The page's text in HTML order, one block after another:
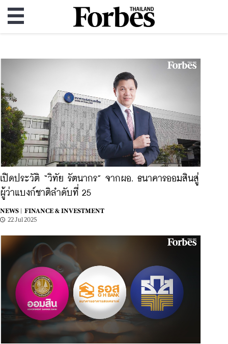
เปิดประวัติ “วิทัย รัตนากร” จากผอ. ธนาคารออมสินสู่
ผู้ว่าแบงก์ชาติลำดับที่ 25
NEWS |
FINANCE & INVESTMENT
22 Jul 2025